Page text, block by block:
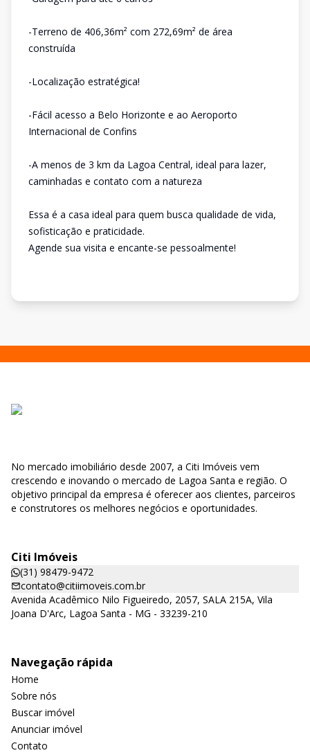
-Terreno de 406,36m² com 272,69m² de área
construída
-Localização estratégica!
-Fácil acesso a Belo Horizonte e ao Aeroporto
Internacional de Confins
-A menos de 3 km da Lagoa Central, ideal para lazer,
caminhadas e contato com a natureza
Essa é a casa ideal para quem busca qualidade de vida,
sofisticação e praticidade.
Agende sua visita e encante-se pessoalmente!
No mercado imobiliário desde 2007, a Citi Imóveis vem
crescendo e inovando o mercado de Lagoa Santa e região. O
objetivo principal da empresa é oferecer aos clientes, parceiros
e construtores os melhores negócios e oportunidades.
Citi Imóveis
(31) 98479-9472
contato@citiimoveis.com.br
Avenida Acadêmico Nilo Figueiredo, 2057, SALA 215A, Vila
Joana D'Arc, Lagoa Santa - MG - 33239-210
Navegação rápida
Home
Sobre nós
Buscar imóvel
Anunciar imóvel
Contato